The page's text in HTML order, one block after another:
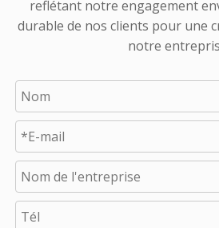
reflétant notre engagement
durable de nos clients pour une
notre